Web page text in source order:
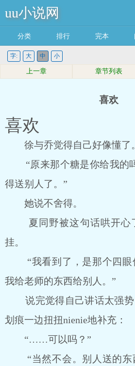
uu小说网
分类 排行 完本
字: 大 中 小
上一章 章节列表
喜欢
喜欢
徐与乔觉得自己好像懂了。
“原来那个糖是你给我的
得送别人了。”
她说不舍得。
夏同野被这句话哄开心
挂。
“我看到了，是那个四眼
我给老师的东西给别人。”
说完觉得自己讲话太强势
划痕一边扭扭nienie地补充：
“……可以吗？”
“当然不会。别人送的东